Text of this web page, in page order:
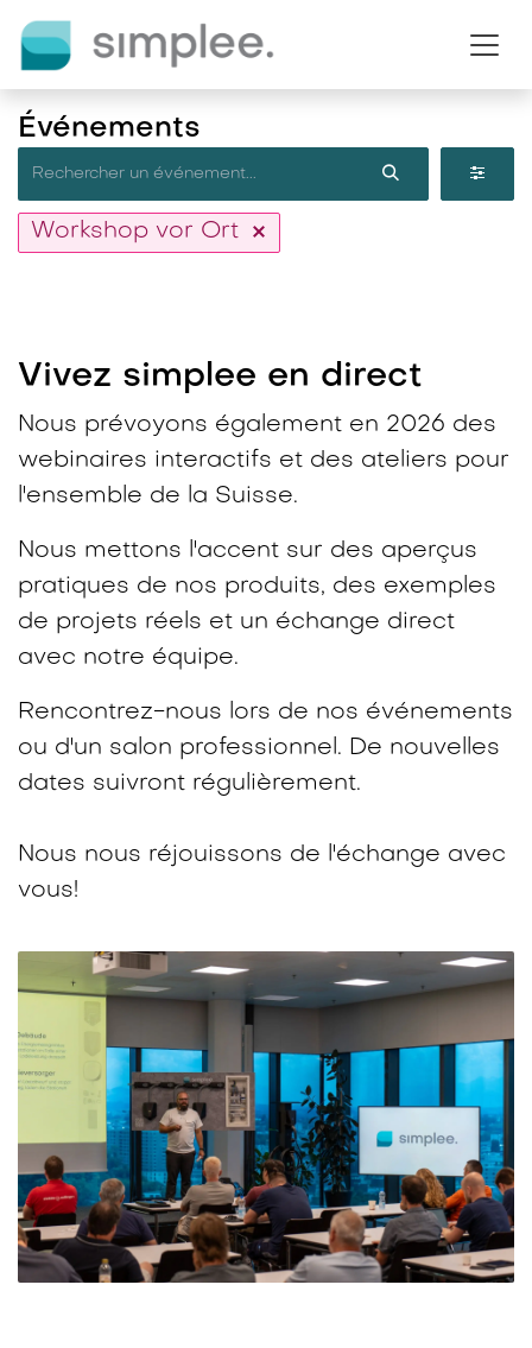
Événements
Workshop vor Ort
Vivez simplee en direct​
Nous prévoyons également en 2026 des
webinaires interactifs et des ateliers pour
l'ensemble de la Suisse.
Nous mettons l'accent sur des aperçus
pratiques de nos produits, des exemples
de projets réels et un échange direct
avec notre équipe.​
Rencontrez-nous lors de nos événements
ou d'un salon professionnel. De nouvelles
dates suivront régulièrement.
Nous nous réjouissons de l'échange avec
vous!